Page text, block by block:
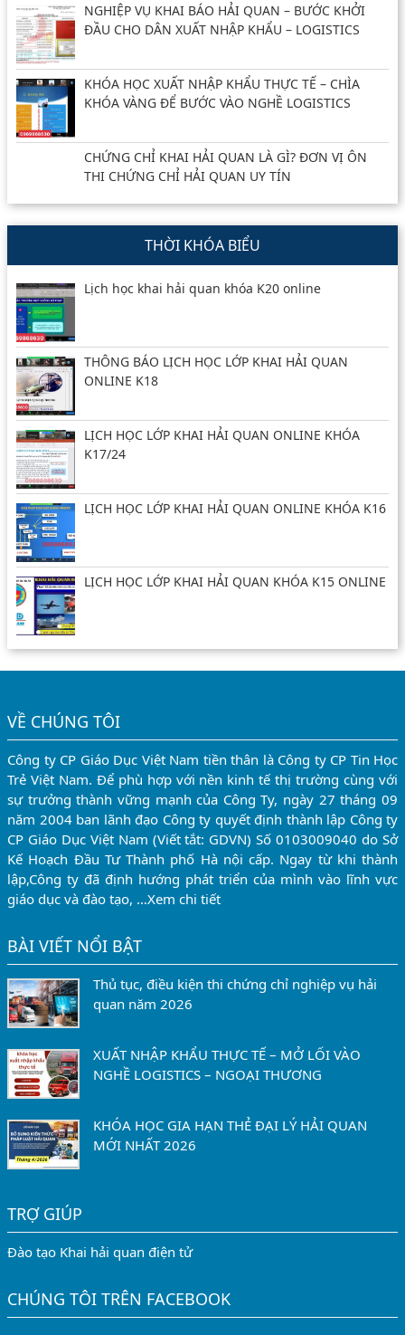
NGHIỆP VỤ KHAI BÁO HẢI QUAN – BƯỚC KHỞI
ĐẦU CHO DÂN XUẤT NHẬP KHẨU – LOGISTICS
KHÓA HỌC XUẤT NHẬP KHẨU THỰC TẾ – CHÌA
KHÓA VÀNG ĐỂ BƯỚC VÀO NGHỀ LOGISTICS
CHỨNG CHỈ KHAI HẢI QUAN LÀ GÌ? ĐƠN VỊ ÔN
THI CHỨNG CHỈ HẢI QUAN UY TÍN
THỜI KHÓA BIỂU
Lịch học khai hải quan khóa K20 online
THÔNG BÁO LỊCH HỌC LỚP KHAI HẢI QUAN
ONLINE K18
LỊCH HỌC LỚP KHAI HẢI QUAN ONLINE KHÓA
K17/24
LỊCH HỌC LỚP KHAI HẢI QUAN ONLINE KHÓA K16
LỊCH HỌC LỚP KHAI HẢI QUAN KHÓA K15 ONLINE
VỀ CHÚNG TÔI
Công ty CP Giáo Dục Việt Nam tiền thân là Công ty CP Tin Học
Trẻ Việt Nam. Để phù hợp với nền kinh tế thị trường cùng với
sự trưởng thành vững mạnh của Công Ty, ngày 27 tháng 09
năm 2004 ban lãnh đạo Công ty quyết định thành lập Công ty
CP Giáo Dục Việt Nam (Viết tắt: GDVN) Số 0103009040 do Sở
Kế Hoạch Đầu Tư Thành phố Hà nội cấp. Ngay từ khi thành
lập,Công ty đã định hướng phát triển của mình vào lĩnh vực
giáo dục và đào tạo, …Xem chi tiết
BÀI VIẾT NỔI BẬT
Thủ tục, điều kiện thi chứng chỉ nghiệp vụ hải
quan năm 2026
XUẤT NHẬP KHẨU THỰC TẾ – MỞ LỐI VÀO
NGHỀ LOGISTICS – NGOẠI THƯƠNG
KHÓA HỌC GIA HẠN THẺ ĐẠI LÝ HẢI QUAN
MỚI NHẤT 2026
TRỢ GIÚP
Đào tạo Khai hải quan điện tử
CHÚNG TÔI TRÊN FACEBOOK